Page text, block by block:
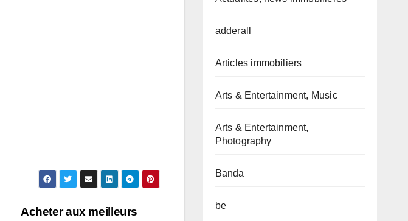
Acheter aux meilleurs
adderall
Articles immobiliers
Arts & Entertainment, Music
Arts & Entertainment,
Photography
Banda
be